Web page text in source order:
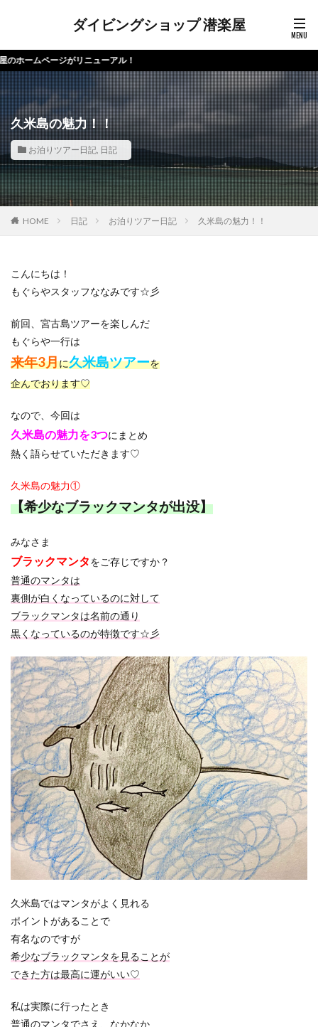
ダイビングショップ 潜楽屋
ジがリニューアル！
久米島の魅力！！
お泊りツアー日記, 日記
HOME 日記 お泊りツアー日記 久米島の魅力！！
こんにちは！
もぐらやスタッフななみです☆彡
前回、宮古島ツアーを楽しんだ
もぐらや一行は
来年3月に久米島ツアーを
企んでおります♡
なので、今回は
久米島の魅力を3つにまとめ
熱く語らせていただきます♡
久米島の魅力①
【希少なブラックマンタが出没】
みなさま
ブラックマンタをご存じですか？
普通のマンタは
裏側が白くなっているのに対して
ブラックマンタは名前の通り
黒くなっているのが特徴です☆彡
久米島ではマンタがよく見れる
ポイントがあることで
有名なのですが
希少なブラックマンタを見ることが
できた方は最高に運がいい♡
私は実際に行ったとき
普通のマンタでさえ、なかなか